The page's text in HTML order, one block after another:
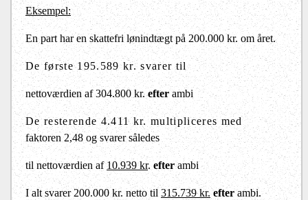
Eksempel:
En part har en skattefri lønindtægt på 200.000 kr. om året.
De første 195.589 kr. svarer til
nettoværdien af 304.800 kr.efter ambi
De resterende 4.411 kr. multipliceres med
faktoren 2,48 og svarer således
til nettoværdien af 10.939 kr. efterambi
I alt svarer 200.000 kr. netto til315.739 kr. efterambi.